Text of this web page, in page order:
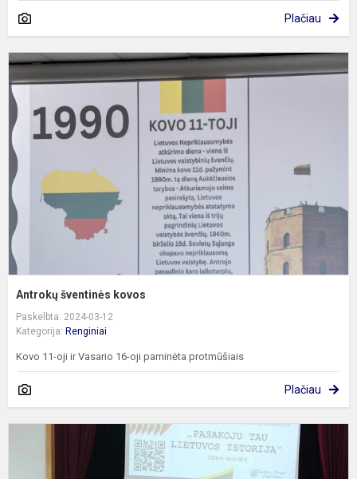
Plačiau
Antrokų šventinės kovos
Paskelbta: 2024-03-12
Kategorija: Renginiai
Kovo 11-oji ir Vasario 16-oji paminėta protmūšiais
Plačiau